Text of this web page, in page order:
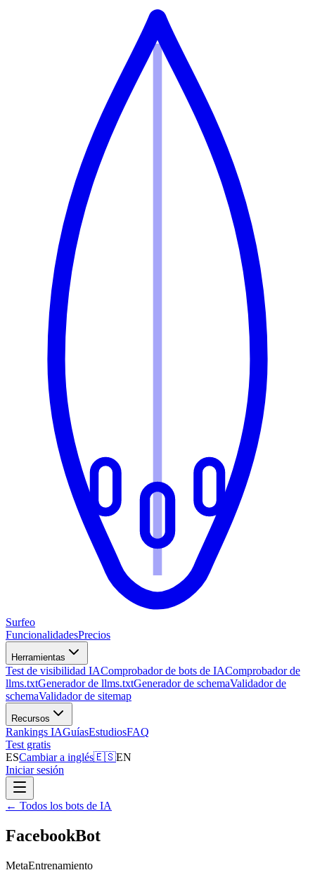
Surfeo
FuncionalidadesPrecios
Herramientas
Test de visibilidad IAComprobador de bots de IAComprobador de
llms.txtGenerador de llms.txtGenerador de schemaValidador de
schemaValidador de sitemap
Recursos
Rankings IAGuíasEstudiosFAQ
Test gratis
ESCambiar a inglés🇪🇸EN
Iniciar sesión
← Todos los bots de IA
FacebookBot
MetaEntrenamiento